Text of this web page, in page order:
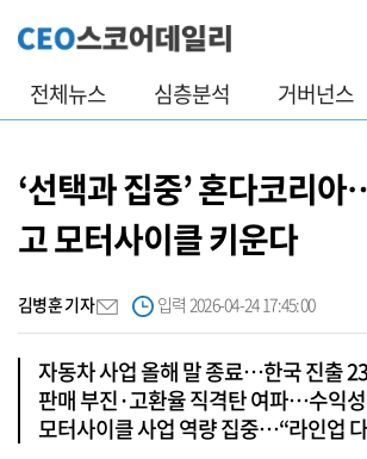
전체뉴스 심층분석 거버넌스
‘선택과 집중’ 혼다코리
고 모터사이클 키운다
김병훈 기자 입력 2026-04-24 17:45:00
자동차 사업 올해 말 종료…한국 진출
판매 부진·고환율 직격탄 여파…수익
모터사이클 사업 역량 집중…“라인업